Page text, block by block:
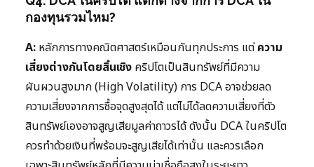
กองทุนรวมไหม?
A: หลักการทางคณิตศาสตร์เหมือนกันทุกประการ แต่ความ
เสี่ยงต่างกันโดยสิ้นเชิง คริปโตเป็นสินทรัพย์ที่มีความ
ผันผวนสูงมาก (High Volatility) การ DCA อาจช่วยลด
ความเสี่ยงจากการซื้อจุดสูงสุดได้ แต่ไม่ได้ลดความเสี่ยงที่ตัว
สินทรัพย์เองอาจสูญเสียมูลค่าถาวรได้ ดังนั้น DCA ในคริปโต
ควรทำด้วยเงินที่พร้อมจะสูญเสียได้เท่านั้น และควรเลือก